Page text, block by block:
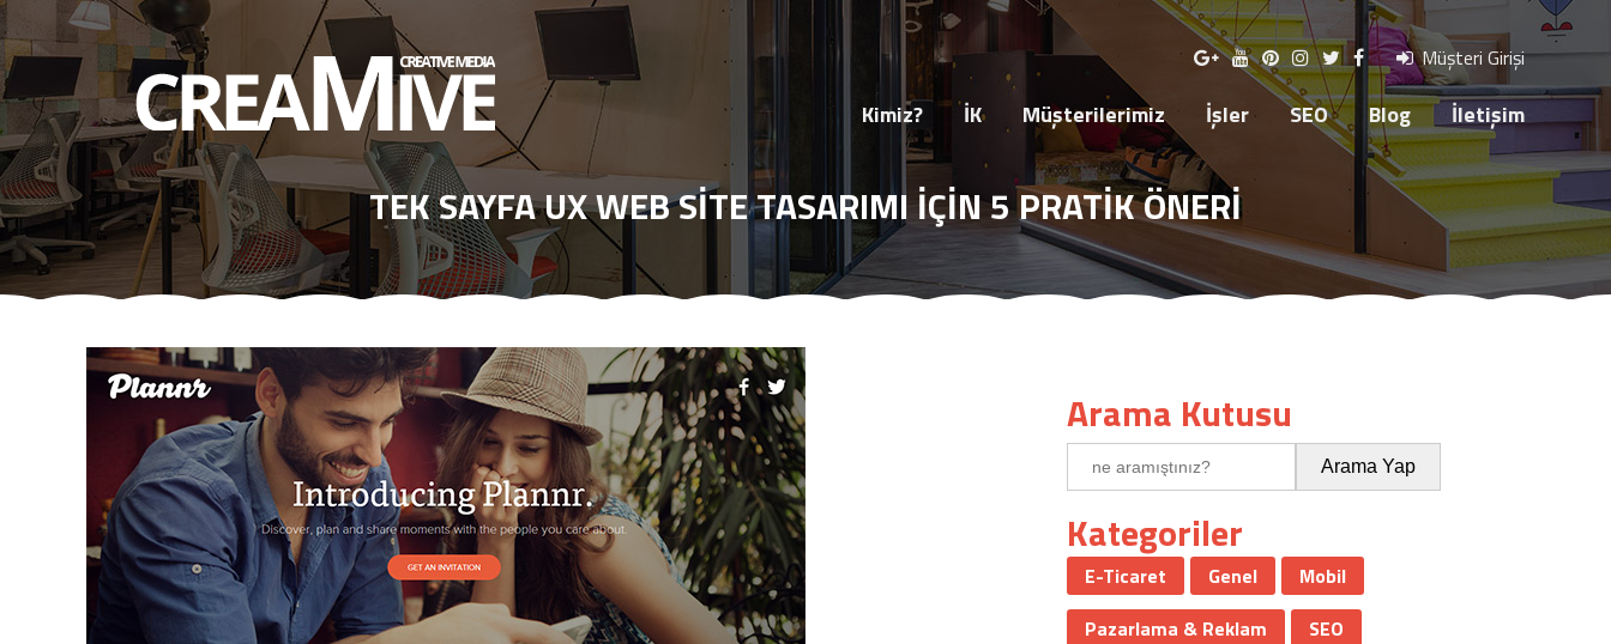
HAKKIMIZDA İK MARKALARIMIZ BLOG İLETİŞİM Müşteri Girişi
Kimiz? İK Müşterilerimiz İşler SEO Blog İletişim
TEK SAYFA UX WEB SITE TASARIMI İÇIN 5 PRATIK ÖNERI
Arama Kutusu
Kategoriler
E-Ticaret Genel
Mobil
Pazarlama & Reklam
SEO